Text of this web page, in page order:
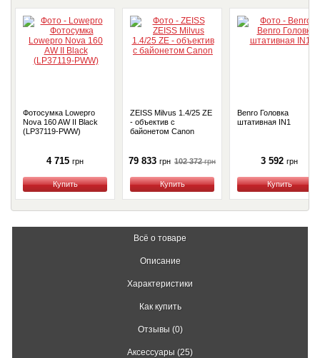
Фотосумка Lowepro
Nova 160 AW II Black
(LP37119-PWW)
4 715 грн
Купить
ZEISS Milvus 1.4/25 ZE
- объектив с
байонетом Canon
79 833 грн 102 372грн
Купить
Benro Головка
штативная IN1
3 592 грн
Купить
Всё о товаре
Описание
Характеристики
Как купить
Отзывы (0)
Аксессуары (25)